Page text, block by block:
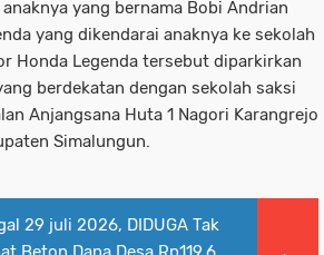
yang bernama Bobi Andrian
yang dikendarai anaknya ke sekolah
Honda Legenda tersebut diparkirkan
berdekatan dengan sekolah saksi
Anjangsana Huta 1 Nagori Karangrejo
Simalungun.
29 juli 2026, DIDUGA Tak